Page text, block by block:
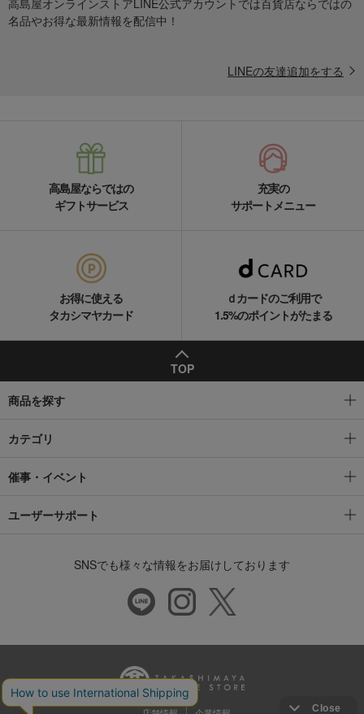
高島屋オンラインストアLINE公式アカウントでは百貨店ならではの
名品やお得な最新情報を配信中！
LINEの友達追加をする
高島屋ならではの
ギフトサービス
充実の
サポートメニュー
お得に使える
タカシマヤカード
ｄカードのご利用で
1.5%のポイントがたまる
TOP
商品を探す
カテゴリ
催事・イベント
ユーザーサポート
SNSでも様々な情報をお届けしております